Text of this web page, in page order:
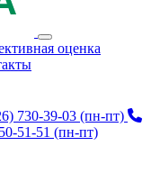
оценка
730-39-03 (пн-пт)
51-51 (пн-пт)